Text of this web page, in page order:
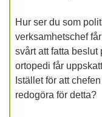
Hur ser du som
verksamhetschef
svårt att fatta beslut
ortopedi får
Istället för att
redogöra för detta?